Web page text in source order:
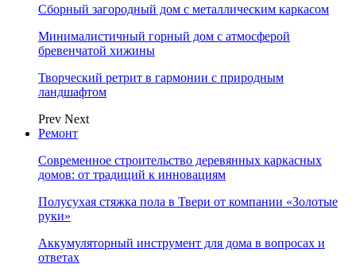
Сборный загородный дом с металлическим каркасом
Минималистичный горный дом с атмосферой
бревенчатой хижины
Творческий ретрит в гармонии с природным
ландшафтом
Prev Next
Ремонт
Современное строительство деревянных каркасных
домов: от традиций к инновациям
Полусухая стяжка пола в Твери от компании «Золотые
руки»
Аккумуляторный инструмент для дома в вопросах и
ответах